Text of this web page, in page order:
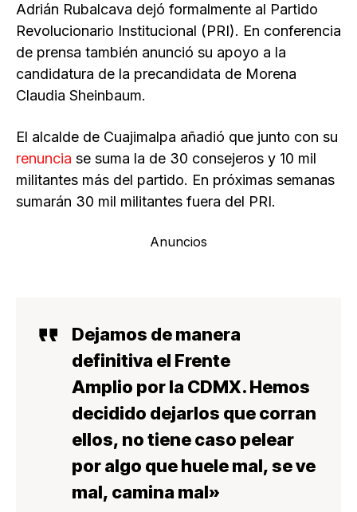
Adrián Rubalcava dejó formalmente al Partido
Revolucionario Institucional (PRI). En conferencia
de prensa también anunció su apoyo a la
candidatura de la precandidata de Morena
Claudia Sheinbaum.
El alcalde de Cuajimalpa añadió que junto con su
renuncia se suma la de 30 consejeros y 10 mil
militantes más del partido. En próximas semanas
sumarán 30 mil militantes fuera del PRI.
Anuncios
Dejamos de manera
definitiva el Frente
Amplio por la CDMX. Hemos
decidido dejarlos que corran
ellos, no tiene caso pelear
por algo que huele mal, se ve
mal, camina mal»